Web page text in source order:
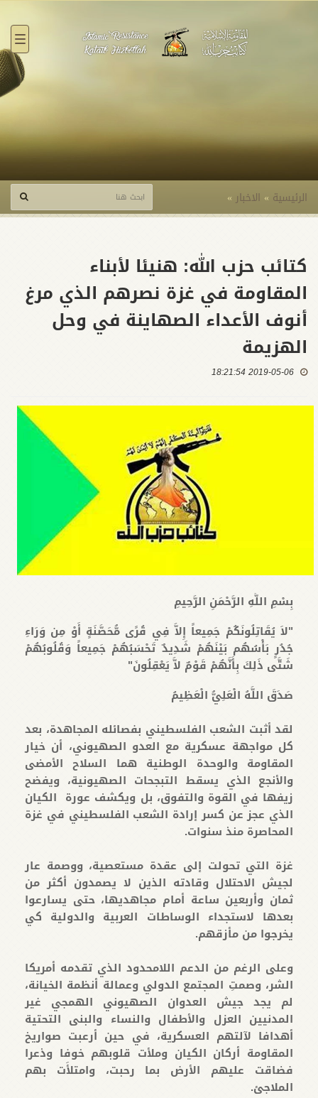
الرئيسية » الاخبار »
كتائب حزب الله: هنيئا لأبناء
المقاومة في غزة نصرهم الذي مرغ
أنوف الأعداء الصهاينة في وحل
الهزيمة
2019-05-06 18:21:54
بِسْمِ اللَّهِ الرَّحْمَنِ الرَّحِيمِ
"لاَ يُقَاتِلُونَكُمْ جَمِيعاً إِلاَّ فِي قُرًى مُّحَصَّنَةٍ أَوْ مِن وَرَاءِ
جُدُرٍ بَأْسُهُم بَيْنَهُمْ شَدِيدٌ تَحْسَبُهُمْ جَمِيعاً وَقُلُوبُهُمْ
شَتَّى ذَلِكَ بِأَنَّهُمْ قَوْمٌ لاَّ يَعْقِلُونَ"
صَدَقَ اللَّهُ الْعَلِيُّ الْعَظِيمُ
لقد أثبت الشعب الفلسطيني بفصائله المجاهدة، بعد
كل مواجهة عسكرية مع العدو الصهيوني، أن خيار
المقاومة والوحدة الوطنية هما السلاح الأمضى
والأنجع الذي يسقط التبجحات الصهيونية، ويفضح
زيفها في القوة والتفوق، بل ويكشف عورة الكيان
الذي عجز عن كسر إرادة الشعب الفلسطيني في غزة
المحاصرة منذ سنوات.
غزة التي تحولت إلى عقدة مستعصية، ووصمة عار
لجيش الاحتلال وقادته الذين لا يصمدون أكثر من
ثمان وأربعين ساعة أمام مجاهديها، حتى يسارعوا
بعدها لاستجداء الوساطات العربية والدولية كي
يخرجوا من مأزقهم.
وعلى الرغم من الدعم اللامحدود الذي تقدمه أمريكا
الشر، وصمتِ المجتمع الدولي وعمالة أنظمة الخيانة،
لم يجد جيش العدوان الصهيوني الهمجي غير
المدنيين العزل والأطفال والنساء والبنى التحتية
أهدافا لآلتهم العسكرية، في حين أرعبت صواريخ
المقاومة أركان الكيان وملأت قلوبهم خوفا وذعرا
فضاقت عليهم الأرض بما رحبت، وامتلأَت بهم
الملاجئ.